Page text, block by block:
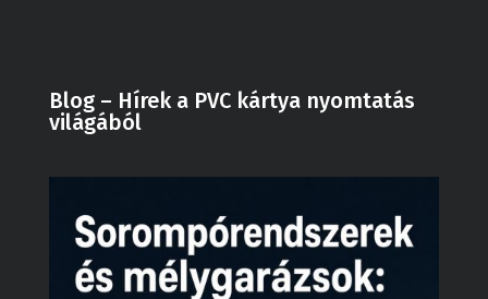
Blog – Hírek a PVC kártya nyomtatás
világából